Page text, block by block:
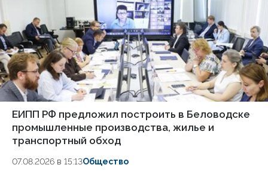
ЕИПП РФ предложил построить в Беловодске
промышленные производства, жилье и
транспортный обход
07.08.2026 в 15:13Общество